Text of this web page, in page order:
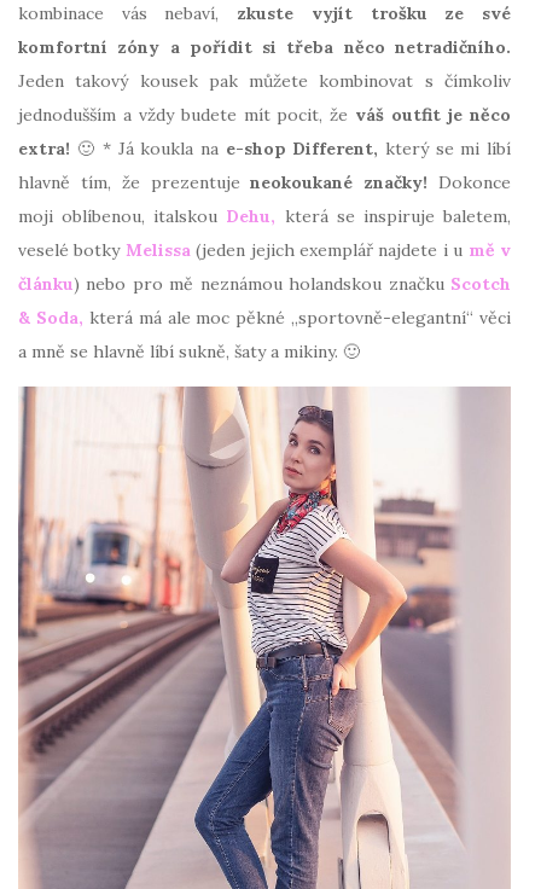
kombinace vás nebaví, zkuste vyjít trošku ze své
komfortní zóny a pořídit si třeba něco netradičního.
Jeden takový kousek pak můžete kombinovat s čímkoliv
jednodušším a vždy budete mít pocit, že váš outfit je něco
extra! 🙂 * Já koukla na e-shop Different, který se mi líbí
hlavně tím, že prezentujeneokoukané značky! Dokonce
moji oblíbenou, italskou Dehu, která se inspiruje baletem,
veselé botky Melissa(jeden jejich exemplář najdete i u mě v
článku) nebo pro mě neznámou holandskou značku Scotch
& Soda, která má ale moc pěkné „sportovně-elegantní“ věci
a mně se hlavně líbí sukně, šaty a mikiny. 🙂